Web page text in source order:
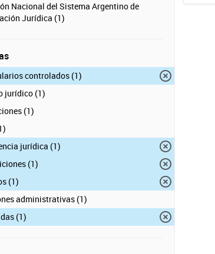
Nacional del Sistema Argentino de
Jurídica (1)
controlados (1)
jurídico (1)
(1)
jurídica (1)
(1)
(1)
administrativas (1)
(1)